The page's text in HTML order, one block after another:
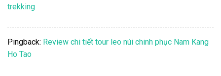
trekking
Pingback: Review chi tiết tour leo núi chinh phục Nam Kang
Ho Tao